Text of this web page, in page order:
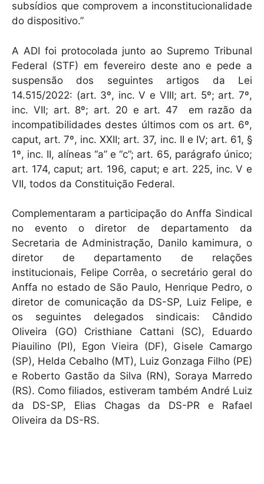
subsídios que comprovem a inconstitucionalidade
do dispositivo.”
A ADI foi protocolada junto ao Supremo Tribunal
Federal (STF) em fevereiro deste ano e pede a
suspensão dos seguintes artigos da Lei
14.515/2022: (art. 3º, inc. V e VIII; art. 5º; art. 7º,
inc. VII; art. 8º; art. 20 e art. 47 em razão da
incompatibilidades destes últimos com os art. 6º,
caput, art. 7º, inc. XXII; art. 37, inc. II e IV; art. 61, §
1º, inc. II, alíneas “a” e “c”; art. 65, parágrafo único;
art. 174, caput; art. 196, caput; e art. 225, inc. V e
VII, todos da Constituição Federal.
Complementaram a participação do Anffa Sindical
no evento o diretor de departamento da
Secretaria de Administração, Danilo kamimura, o
diretor de departamento de relações
institucionais, Felipe Corrêa, o secretário geral do
Anffa no estado de São Paulo, Henrique Pedro, o
diretor de comunicação da DS-SP, Luiz Felipe, e
os seguintes delegados sindicais: Cândido
Oliveira (GO) Cristhiane Cattani (SC), Eduardo
Piauilino (PI), Egon Vieira (DF), Gisele Camargo
(SP), Helda Cebalho (MT), Luiz Gonzaga Filho (PE)
e Roberto Gastão da Silva (RN), Soraya Marredo
(RS). Como filiados, estiveram também André Luiz
da DS-SP, Elias Chagas da DS-PR e Rafael
Oliveira da DS-RS.